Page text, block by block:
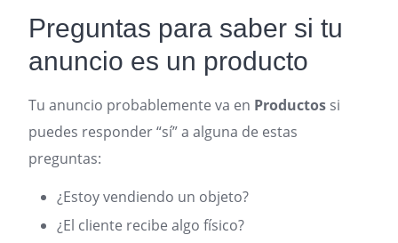
Preguntas para saber si tu
anuncio es un producto
Tu anuncio probablemente va en Productos si
puedes responder “sí” a alguna de estas
preguntas:
¿Estoy vendiendo un objeto?
¿El cliente recibe algo físico?